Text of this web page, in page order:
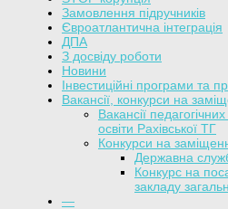
Замовлення підручників
Євроатлантична інтеграція
ДПА
З досвіду роботи
Новини
Інвестиційні програми та
Вакансії, конкурси на
Вакансії
освіти Рахівської ТГ
Конкурси на
Державна
Конкурс на
закладу
—